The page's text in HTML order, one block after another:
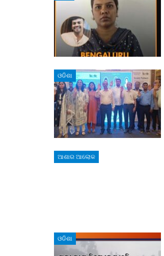
ଓଡିଶା
ଆଶାର ଆଲୋକ
ଓଡିଶା